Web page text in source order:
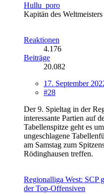
Hullu_poro
Kapitän des Weltmeisters
Reaktionen
4.176
Beiträge
20.082
17. September
#28
Der 9. Spieltag in der
interessante Partien auf
Tabellenspitze geht es
ungeschlagene
am Samstag zum
Rödinghausen treffen.
Regionalliga West: SCP
der Top-Offensiven